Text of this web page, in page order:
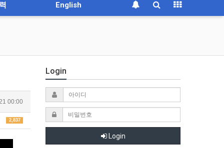
English
00:00
2,837
Login
Login